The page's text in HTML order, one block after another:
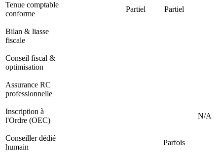
Tenue comptable
conforme
Partiel Partiel
Bilan & liasse
fiscale
Conseil fiscal &
optimisation
Assurance RC
professionnelle
Inscription à
l'Ordre (OEC)
N/A
Conseiller dédié
humain
Parfois